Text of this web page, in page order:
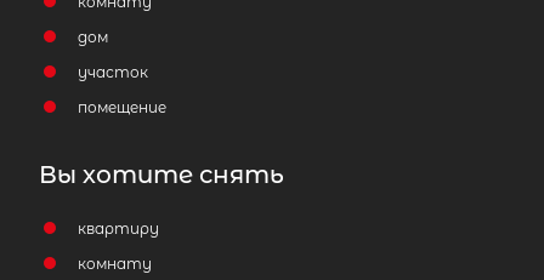
Жилой дом площадью 64 м
Карелия, Лахденпохский р-н,
Лахденпохья г, Полевая ул
Количество соток
дом
участок
помещение
Вы хотите снять
квартиру
комнату